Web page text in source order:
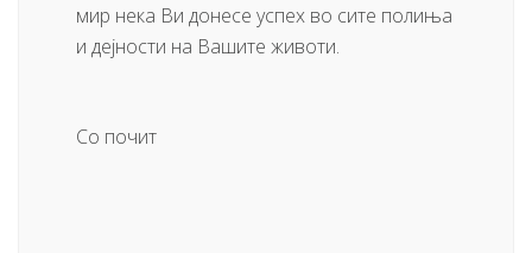
мир нека Ви донесе успех во сите полиња
и дејности на Вашите животи.
Со почит